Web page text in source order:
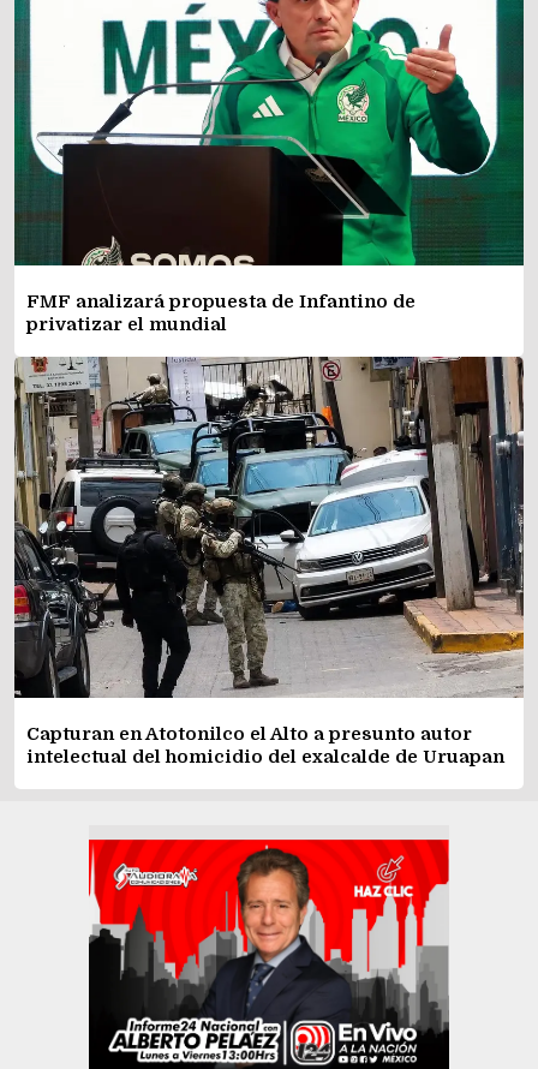
FMF analizará propuesta de Infantino de
privatizar el mundial
Capturan en Atotonilco el Alto a presunto autor
intelectual del homicidio del exalcalde de Uruapan